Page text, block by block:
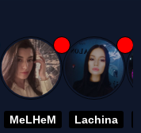
MeLHeM Lachina